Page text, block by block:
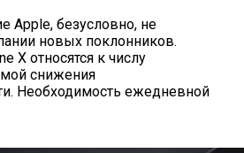
Apple, безусловно, не
новых поклонников.
X относятся к числу
снижения
Необходимость ежедневной